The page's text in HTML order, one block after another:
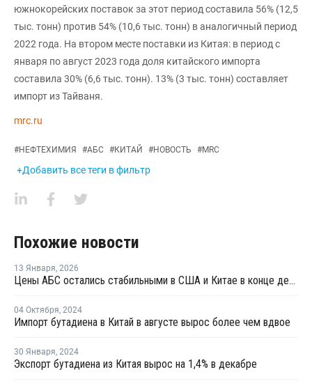
южнокорейских поставок за этот период составила 56% (12,5
тыс. тонн) против 54% (10,6 тыс. тонн) в аналогичный период
2022 года. На втором месте поставки из Китая: в период с
января по август 2023 года доля китайского импорта
составила 30% (6,6 тыс. тонн). 13% (3 тыс. тонн) составляет
импорт из Тайваня.
mrc.ru
#НЕФТЕХИМИЯ #АБС #КИТАЙ #НОВОСТЬ #MRC
+Добавить все теги в фильтр
Похожие новости
13 Января, 2026
Цены АБС остались стабильными в США и Китае в конце декабря прошлого года
04 Октября, 2024
Импорт бутадиена в Китай в августе вырос более чем вдвое
30 Января, 2024
Экспорт бутадиена из Китая вырос на 1,4% в декабре